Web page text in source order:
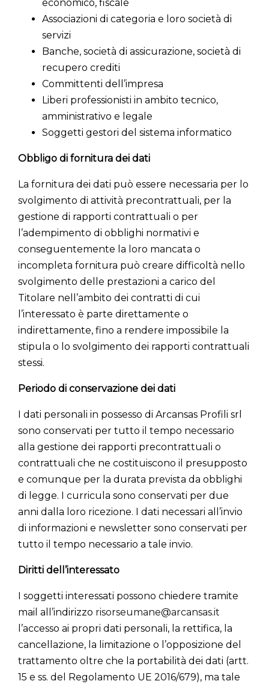
economico, fiscale
Associazioni di categoria e loro società di
servizi
Banche, società di assicurazione, società di
recupero crediti
Committenti dell’impresa
Liberi professionisti in ambito tecnico,
amministrativo e legale
Soggetti gestori del sistema informatico
Obbligo di fornitura dei dati
La fornitura dei dati può essere necessaria per lo
svolgimento di attività precontrattuali, per la
gestione di rapporti contrattuali o per
l’adempimento di obblighi normativi e
conseguentemente la loro mancata o
incompleta fornitura può creare difficoltà nello
svolgimento delle prestazioni a carico del
Titolare nell’ambito dei contratti di cui
l’interessato è parte direttamente o
indirettamente, fino a rendere impossibile la
stipula o lo svolgimento dei rapporti contrattuali
stessi.
Periodo di conservazione dei dati
I dati personali in possesso di Arcansas Profili srl
sono conservati per tutto il tempo necessario
alla gestione dei rapporti precontrattuali o
contrattuali che ne costituiscono il presupposto
e comunque per la durata prevista da obblighi
di legge. I curricula sono conservati per due
anni dalla loro ricezione. I dati necessari all’invio
di informazioni e newsletter sono conservati per
tutto il tempo necessario a tale invio.
Diritti dell’interessato
I soggetti interessati possono chiedere tramite
mail all’indirizzo risorseumane@arcansas.it
l’accesso ai propri dati personali, la rettifica, la
cancellazione, la limitazione o l’opposizione del
trattamento oltre che la portabilità dei dati (artt.
15 e ss. del Regolamento UE 2016/679), ma tale